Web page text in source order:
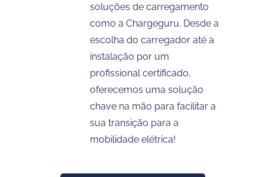
soluções de carregamento
como a Chargeguru. Desde a
escolha do carregador até a
instalação por um
profissional certificado,
oferecemos uma solução
chave na mão para facilitar a
sua transição para a
mobilidade elétrica!